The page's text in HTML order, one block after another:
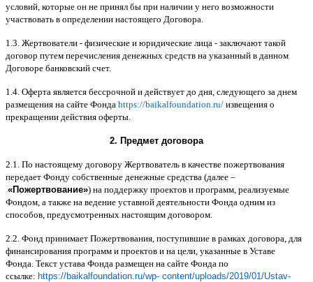
условий которые он не принял бы при наличии у него возможности
участвовать в определении настоящего Договора
1.3. Жертвователи - физические и юридические лица - заключают такой
договор путем перечисления денежных средств на указанный в данном
Договоре банковский счет.
1.4. Оферта является бессрочной и действует до дня следующего за днем
размещения на сайте Фонда https://baikalfoundation.ru/ извещения о
прекращении действия оферты
2. Предмет договора
2.1. По настоящему договору Жертвователь в качестве пожертвования
передает Фонду собственные денежные средства (далее –
«Пожертвование») на поддержку проектов и программ реализуемые
Фондом а также на ведение уставной деятельности Фонда одним из
способов предусмотренных настоящим договором
2.2. Фонд принимает Пожертвования поступившие в рамках договора для
финансирования программ и проектов и на цели указанные в Уставе
Фонда Текст устава Фонда размещен на сайте Фонда по
ссылке: https://baikalfoundation.ru/wp- content/uploads/2019/01/Ustav-